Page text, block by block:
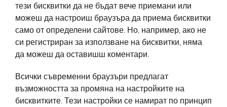
тези бисквитки да не бъдат вече приемани или
можеш да настроиш браузъра да приема бисквитки
само от определени сайтове. Но, например, ако не
си регистриран за използване на бисквитки, няма
да можеш да оставишш коментари.
Всички съвременни браузъри предлагат
възможността за промяна на настройките на
бисквитките. Тези настройки се намират по принцип